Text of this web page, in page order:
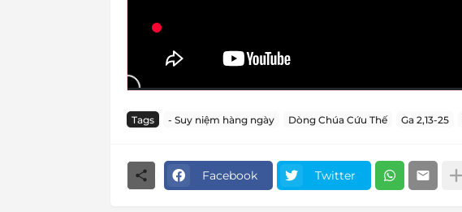
Tags - Suy niệm hàng ngày Dòng Chúa Cứu Thế Ga 2,13-25
Facebook Twitter